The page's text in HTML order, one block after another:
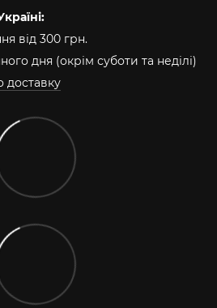
від 300 грн.
дня (окрім суботи та неділі)
доставку